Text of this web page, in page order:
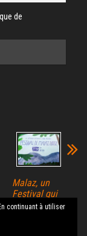
de
Malaz, un
Festival qui
replace le
continuant à utiliser